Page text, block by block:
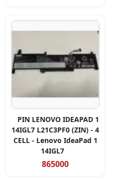
PIN LENOVO IDEAPAD 1
14IGL7 L21C3PF0 (ZIN) - 4
CELL - Lenovo IdeaPad 1
14IGL7
865000